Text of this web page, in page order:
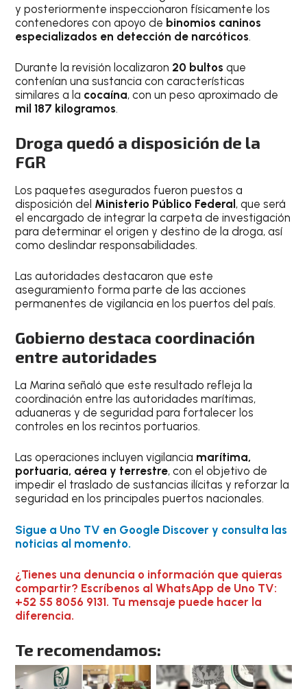
y posteriormente inspeccionaron físicamente los
contenedores con apoyo de binomios caninos
especializados en detección de narcóticos.
Durante la revisión localizaron 20 bultos que
contenían una sustancia con características
similares a la cocaína, con un peso aproximado de
mil 187 kilogramos.
Droga quedó a disposición de la
FGR
Los paquetes asegurados fueron puestos a
disposición del Ministerio Público Federal, que será
el encargado de integrar la carpeta de investigación
para determinar el origen y destino de la droga, así
como deslindar responsabilidades.
Las autoridades destacaron que este
aseguramiento forma parte de las acciones
permanentes de vigilancia en los puertos del país.
Gobierno destaca coordinación
entre autoridades
La Marina señaló que este resultado refleja la
coordinación entre las autoridades marítimas,
aduaneras y de seguridad para fortalecer los
controles en los recintos portuarios.
Las operaciones incluyen vigilancia marítima,
portuaria, aérea y terrestre, con el objetivo de
impedir el traslado de sustancias ilícitas y reforzar la
seguridad en los principales puertos nacionales.
Sigue a Uno TV en Google Discover y consulta las
noticias al momento.
¿Tienes una denuncia o información que quieras
compartir? Escríbenos al WhatsApp de Uno TV:
+52 55 8056 9131. Tu mensaje puede hacer la
diferencia.
Te recomendamos: